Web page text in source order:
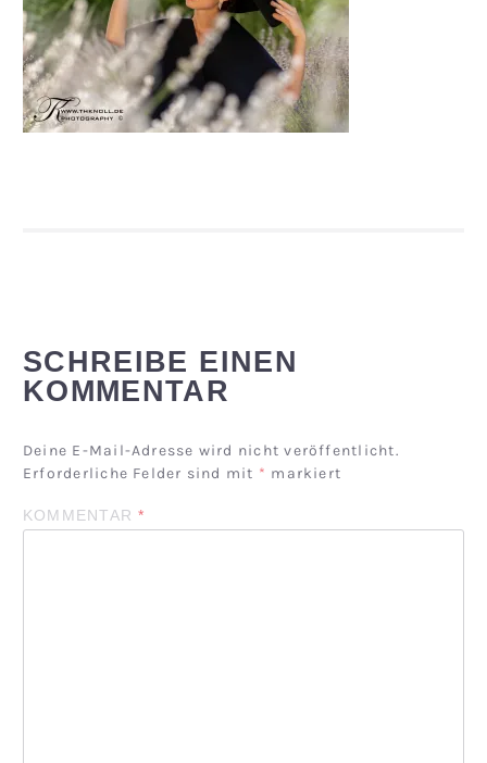
SCHREIBE EINEN
KOMMENTAR
Deine E-Mail-Adresse wird nicht veröffentlicht.
Erforderliche Felder sind mit * markiert
KOMMENTAR*